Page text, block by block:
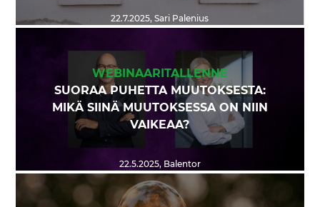
22.7.2025,Sari Palenius
WEBINAARITALLENNE
SUORAA PUHETTA MUUTOKSESTA:
MIKÄ SIINÄ MUUTOKSESSA ON NIIN
VAIKEAA?
22.5.2025, Balentor